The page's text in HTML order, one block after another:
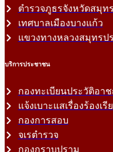
ตำรวจภูธรจังหวัดสมุท
เทศบาลเมืองบางแก้ว
แขวงทางหลวงสมุทรป
บริการประชาชน
กองทะเบียนประวัติอา
แจ้งเบาะแสเรื่องร้องเรี
กองการสอบ
จเรตำรวจ
กองกราบปราม